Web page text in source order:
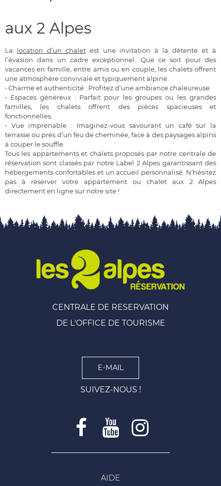
aux 2 Alpes
La location d’un chaletest une invitation à la détente et à
l’évasion dans un cadre exceptionnel. Que ce soit pour des
vacances en famille, entre amis ou en couple, les chalets offrent
une atmosphère conviviale et typiquement alpine.
• Charme et authenticité : Profitez d’une ambiance chaleureuse.
• Espaces généreux : Parfait pour les groupes ou les grandes
familles, les chalets offrent des pièces spacieuses et
fonctionnelles.
•
Vue imprenable : Imaginez-vous savourant un café sur la
terrasse ou près d’un feu de cheminée, face à des paysages alpins
à couper le souffle.
Tous les appartements et chalets proposés par notre centrale de
réservation sont classés par notre Label 2 Alpes garantissant des
hébergements confortables et un accueil personnalisé. N’hésitez
pas à réserver votre appartement ou chalet aux 2 Alpes
directement en ligne sur notre site !
CENTRALE DE RESERVATION
DE L'OFFICE DE TOURISME
E-MAIL
SUIVEZ-NOUS !
AIDE